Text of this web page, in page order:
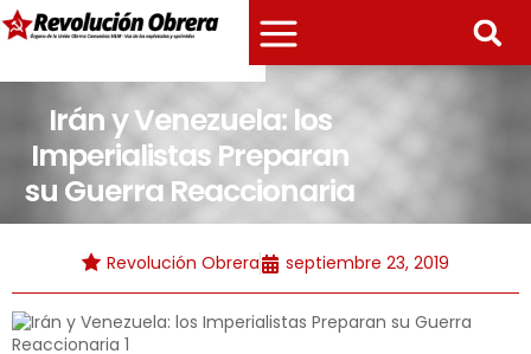
Irán y Venezuela: los
Imperialistas Preparan
su Guerra Reaccionaria
Revolución Obrera septiembre 23, 2019